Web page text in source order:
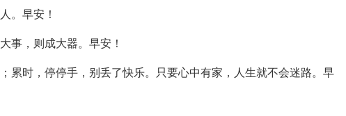
。早安！
事，则成大器。早安！
累时，停停手，别丢了快乐。只要心中有家，人生就不会迷路。早